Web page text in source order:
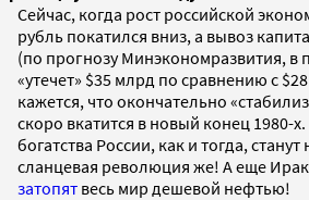
Сейчас, когда рост российской
рубль покатился вниз, а вывоз
(по прогнозу Минэкономразвития, в
«утечет» $35 млрд по сравнению с
кажется, что окончательно
скоро вкатится в новый конец 1980-
богатства России, как и тогда,
сланцевая революция же! А еще
затопят весь мир дешевой нефтью!